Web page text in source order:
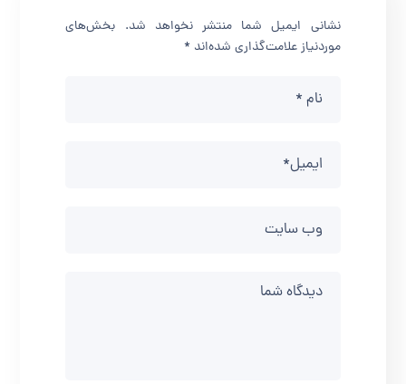
نشانی ایمیل شما منتشر نخواهد شد. بخش‌های
موردنیاز علامت‌گذاری شده‌اند*